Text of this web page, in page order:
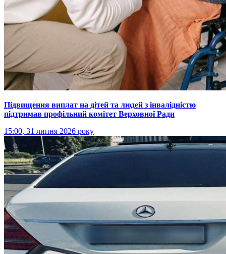
Підвищення виплат на дітей та людей з інвалідністю
підтримав профільний комітет Верховної Ради
15:00, 31 липня 2026 року